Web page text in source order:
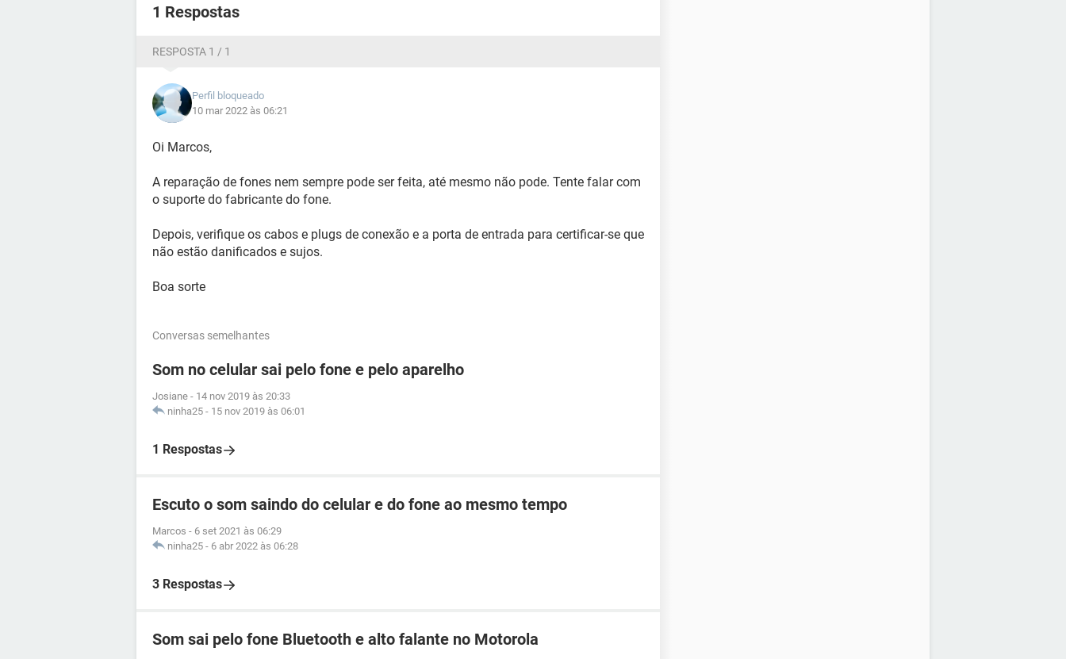
1 Respostas
RESPOSTA 1 / 1
Perfil bloqueado
10 mar 2022 às 06:21
Oi Marcos,
A reparação de fones nem sempre pode ser feita, até mesmo não pode. Tente falar com
o suporte do fabricante do fone.
Depois, verifique os cabos e plugs de conexão e a porta de entrada para certificar-se que
não estão danificados e sujos.
Boa sorte
Conversas semelhantes
Som no celular sai pelo fone e pelo aparelho
Josiane - 14 nov 2019 às 20:33
ninha25 - 15 nov 2019 às 06:01
1 Respostas
Escuto o som saindo do celular e do fone ao mesmo tempo
Marcos - 6 set 2021 às 06:29
ninha25 - 6 abr 2022 às 06:28
3 Respostas
Som sai pelo fone Bluetooth e alto falante no Motorola